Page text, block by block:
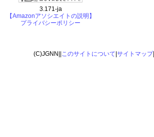
3.171-ja
【Amazonアソシエイトの説明】
プライバシーポリシー
(C)JGNN|| このサイトについて サイトマップ|